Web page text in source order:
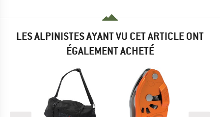
LES ALPINISTES AYANT VU CET ARTICLE ONT
ÉGALEMENT ACHETÉ